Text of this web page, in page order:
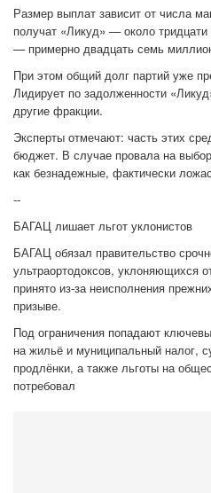
Размер выплат зависит от числа
получат «Ликуд» — около
— примерно двадцать семь
При этом общий долг партий уже
Лидирует по задолженности
другие фракции.
Эксперты отмечают: часть этих
бюджет. В случае провала на
как безнадежные, фактически
--
БАГАЦ лишает льгот уклонистов
БАГАЦ обязал правительство
ультраортодоксов, уклоняющихся
принято из-за неисполнения
призыве.
Под ограничения попадают
на жильё и муниципальный налог,
продлёнки, а также льготы на
потребовал